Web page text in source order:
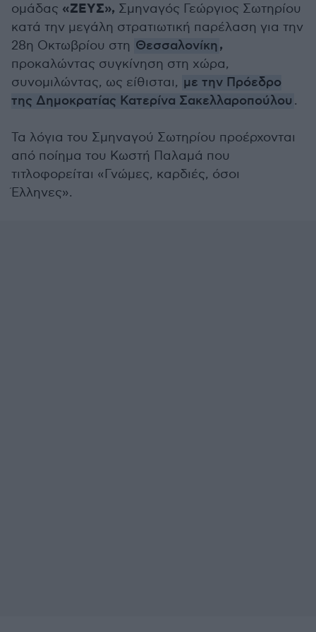
ομάδας «ΖΕΥΣ», Σμηναγός Γεώργιος Σωτηρίου
κατά την μεγάλη στρατιωτική παρέλαση για την
28η Οκτωβρίου στη Θεσσαλονίκη,
προκαλώντας συγκίνηση στη χώρα,
συνομιλώντας, ως είθισται, με την Πρόεδρο
της Δημοκρατίας Κατερίνα Σακελλαροπούλου .
Τα λόγια του Σμηναγού Σωτηρίου προέρχονται
από ποίημα του Κωστή Παλαμά που
τιτλοφορείται «Γνώμες, καρδιές, όσοι
Έλληνες».